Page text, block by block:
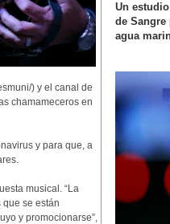
) y el canal de
chamameceros en
y para que, a
musical. “La
se están
y promocionarse”,
Un
de Sangre
agua